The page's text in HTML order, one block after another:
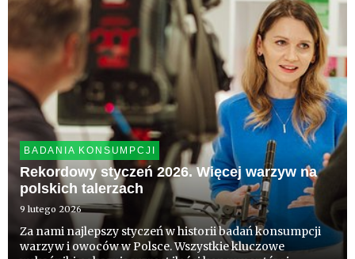
BADANIA KONSUMPCJI
Rekordowy styczeń 2026. Więcej warzyw na
polskich talerzach
9 lutego 2026
Za nami najlepszy styczeń w historii badań konsumpcji
warzyw i owoców w Polsce. Wszystkie kluczowe